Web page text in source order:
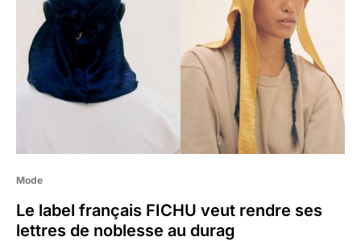
Mode
Le label français FICHU veut rendre ses
lettres de noblesse au durag